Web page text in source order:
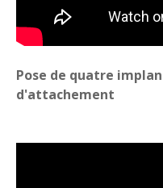
Pose de quatre
d'attachement